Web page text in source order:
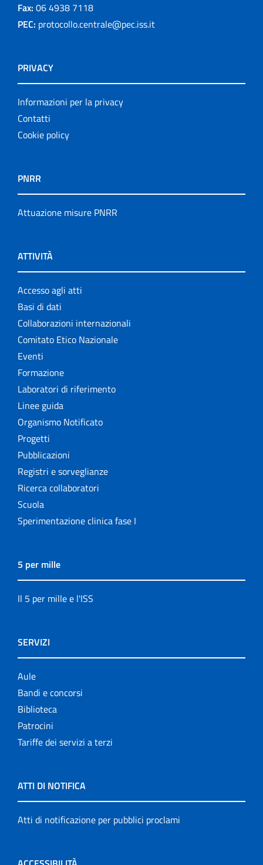
Fax: 06 4938 7118
PEC: protocollo.centrale@pec.iss.it
PRIVACY
Informazioni per la privacy
Contatti
Cookie policy
PNRR
Attuazione misure PNRR
ATTIVITÀ
Accesso agli atti
Basi di dati
Collaborazioni internazionali
Comitato Etico Nazionale
Eventi
Formazione
Laboratori di riferimento
Linee guida
Organismo Notificato
Progetti
Pubblicazioni
Registri e sorveglianze
Ricerca collaboratori
Scuola
Sperimentazione clinica fase I
5 per mille
Il 5 per mille e l'ISS
SERVIZI
Aule
Bandi e concorsi
Biblioteca
Patrocini
Tariffe dei servizi a terzi
ATTI DI NOTIFICA
Atti di notificazione per pubblici proclami